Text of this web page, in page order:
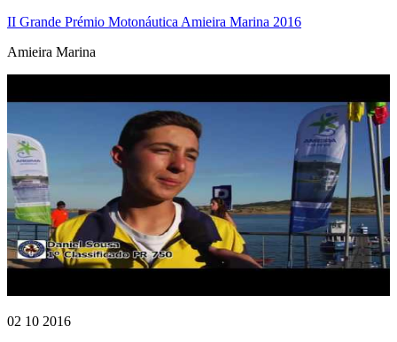
II Grande Prémio Motonáutica Amieira Marina 2016
Amieira Marina
02 10 2016